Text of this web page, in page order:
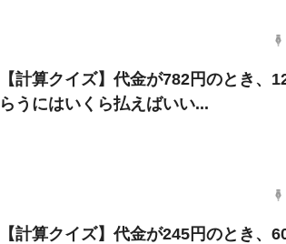
【計算クイズ】代金が782円のとき、
らうにはいくら払えばいい...
【計算クイズ】代金が245円のとき、